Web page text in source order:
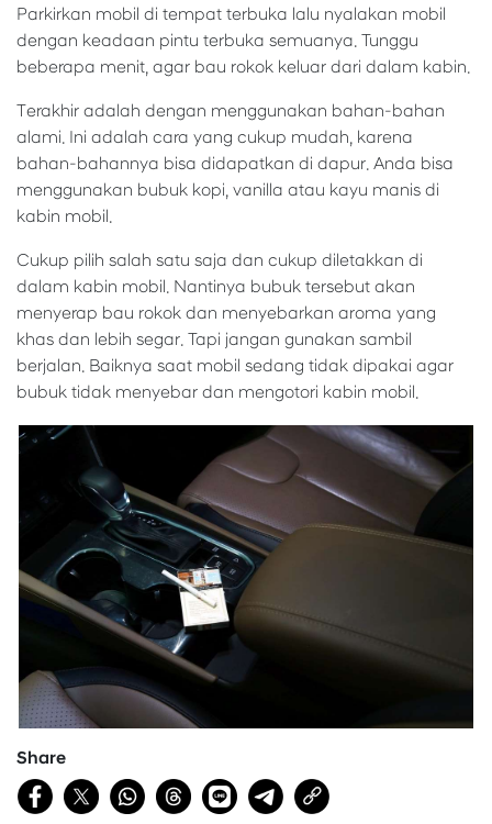
Parkirkan mobil di tempat terbuka lalu nyalakan mobil
dengan keadaan pintu terbuka semuanya. Tunggu
beberapa menit, agar bau rokok keluar dari dalam kabin.
Terakhir adalah dengan menggunakan bahan-bahan
alami. Ini adalah cara yang cukup mudah, karena
bahan-bahannya bisa didapatkan di dapur. Anda bisa
menggunakan bubuk kopi, vanilla atau kayu manis di
kabin mobil.
Cukup pilih salah satu saja dan cukup diletakkan di
dalam kabin mobil. Nantinya bubuk tersebut akan
menyerap bau rokok dan menyebarkan aroma yang
khas dan lebih segar. Tapi jangan gunakan sambil
berjalan. Baiknya saat mobil sedang tidak dipakai agar
bubuk tidak menyebar dan mengotori kabin mobil.
Share